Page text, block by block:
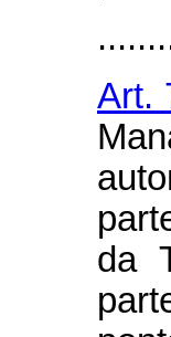
Art.
da